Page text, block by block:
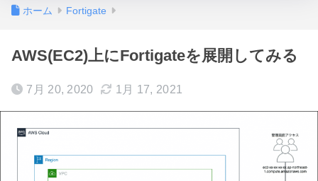
ホーム Fortigate
AWS(EC2)上にFortigateを展開してみる
7月 20, 2020 1月 17, 2021